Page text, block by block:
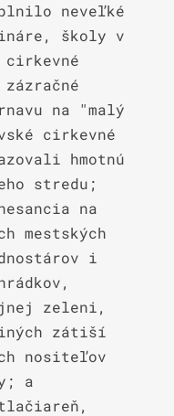
neveľké
školy v
na "malý
cirkevné
hmotnú
stredu;
na
mestských
i
zeleni,
iných zátiší
nositeľov
a